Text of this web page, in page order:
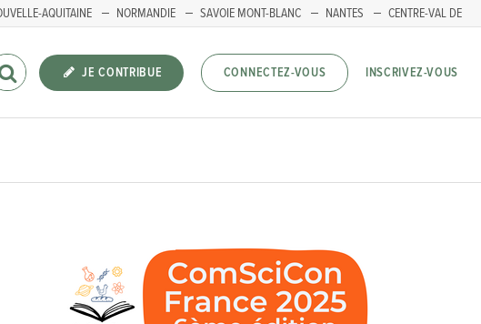
AQUITAINE NORMANDIE SAVOIE MONT-BLANC NANTES
CENTRE-VAL DE
JE CONTRIBUE CONNECTEZ-VOUS INSCRIVEZ-VOUS